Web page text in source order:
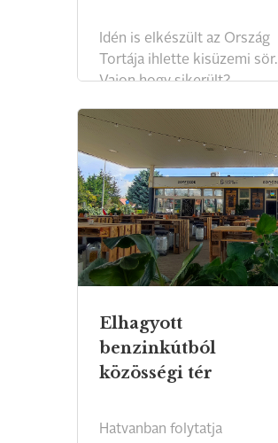
Idén is elkészült az Ország
Tortája ihlette kisüzemi sör.
Vajon hogy sikerült?
Elhagyott
benzinkútból
közösségi tér
Hatvanban folytatja